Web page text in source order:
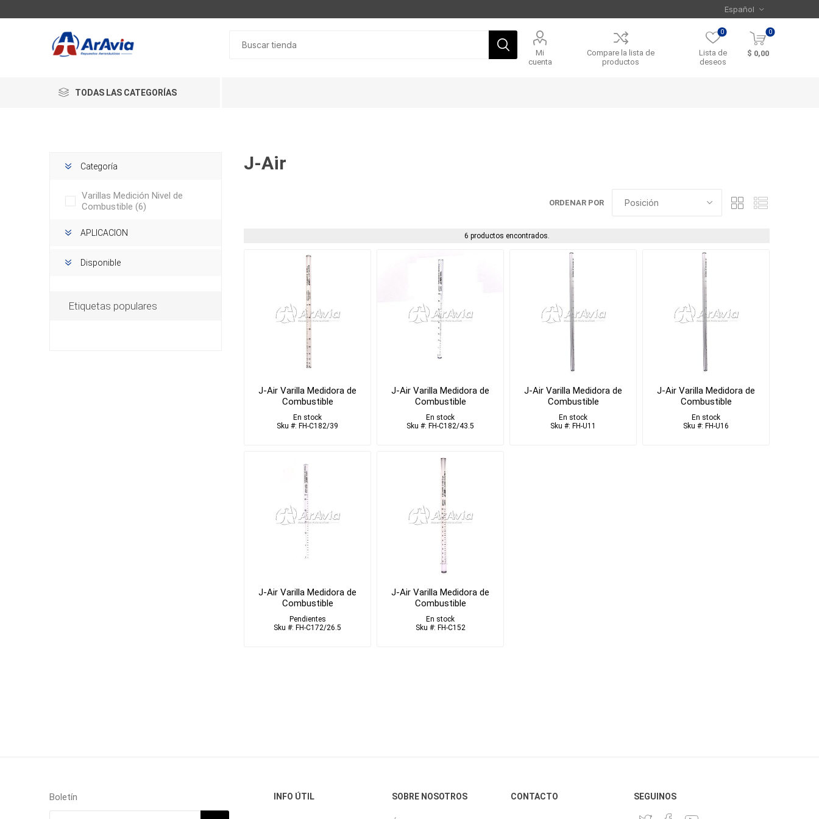
Mi
cuenta
Compare la lista de
productos
Lista de
deseos
0 0
$ 0,00
TODAS LAS CATEGORÍAS
J-Air
ORDENAR POR
6 productos encontrados.
J-Air Varilla Medidora de
Combustible
En stock
Sku #: FH-C182/39
J-Air Varilla Medidora de
Combustible
En stock
Sku #: FH-C182/43.5
J-Air Varilla Medidora de
Combustible
En stock
Sku #: FH-U11
J-Air Varilla Medidora de
Combustible
En stock
Sku #: FH-U16
J-Air Varilla Medidora de
Combustible
Pendientes
Sku #: FH-C172/26.5
J-Air Varilla Medidora de
Combustible
En stock
Sku #: FH-C152
Categoría
Varillas Medición Nivel de
Combustible (6)
APLICACION
Disponible
Etiquetas populares
Boletín INFO ÚTIL SOBRE NOSOTROS CONTACTO SEGUINOS